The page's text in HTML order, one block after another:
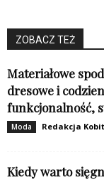
ZOBACZ TEŻ
Materiałowe
dresowe i
funkcjonalność,
Moda Redakcja
Kiedy warto